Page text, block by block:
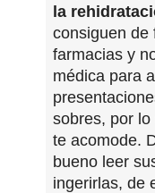
la
consiguen de
farmacias y
médica para
sobres, por
te acomode.
bueno leer
ingerirlas, de